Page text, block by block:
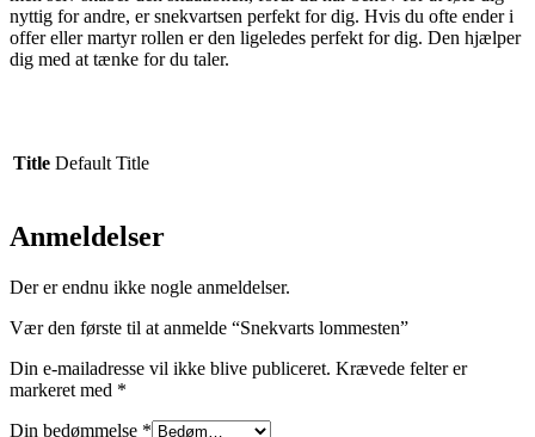
nyttig for andre, er snekvartsen perfekt for dig. Hvis du ofte ender i
offer eller martyr rollen er den ligeledes perfekt for dig. Den hjælper
dig med at tænke for du taler.
Title Default Title
Anmeldelser
Der er endnu ikke nogle anmeldelser.
Vær den første til at anmelde “Snekvarts lommesten”
Din e-mailadresse vil ikke blive publiceret. Krævede felter er
markeret med *
Din bedømmelse *